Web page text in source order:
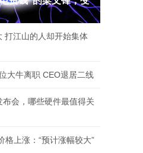
打江山的人却开始集体
大牛离职 CEO退居二线
布会，哪些硬件最值得关
格上涨：“预计涨幅较大”